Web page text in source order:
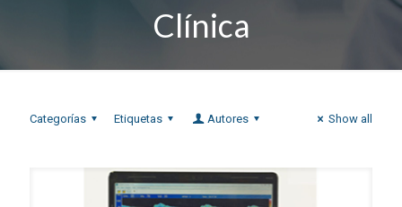
Clínica
Categorías Etiquetas Autores Show all